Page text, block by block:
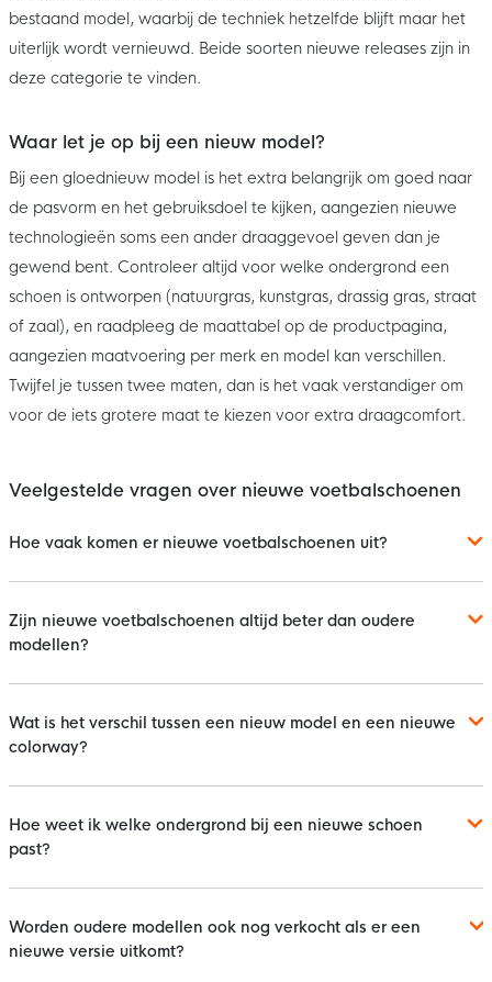
bestaand model, waarbij de techniek hetzelfde blijft maar het
uiterlijk wordt vernieuwd. Beide soorten nieuwe releases zijn in
deze categorie te vinden.
Waar let je op bij een nieuw model?
Bij een gloednieuw model is het extra belangrijk om goed naar
de pasvorm en het gebruiksdoel te kijken, aangezien nieuwe
technologieën soms een ander draaggevoel geven dan je
gewend bent. Controleer altijd voor welke ondergrond een
schoen is ontworpen (natuurgras, kunstgras, drassig gras, straat
of zaal), en raadpleeg de maattabel op de productpagina,
aangezien maatvoering per merk en model kan verschillen.
Twijfel je tussen twee maten, dan is het vaak verstandiger om
voor de iets grotere maat te kiezen voor extra draagcomfort.
Veelgestelde vragen over nieuwe voetbalschoenen
Hoe vaak komen er nieuwe voetbalschoenen uit?
Zijn nieuwe voetbalschoenen altijd beter dan oudere
modellen?
Wat is het verschil tussen een nieuw model en een nieuwe
colorway?
Hoe weet ik welke ondergrond bij een nieuwe schoen
past?
Worden oudere modellen ook nog verkocht als er een
nieuwe versie uitkomt?